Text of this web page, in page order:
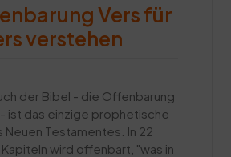
Vers für
verstehen
der Bibel - die Offenbarung
- ist das einzige prophetische
Neuen Testamentes. In 22
wird offenbart, "was in